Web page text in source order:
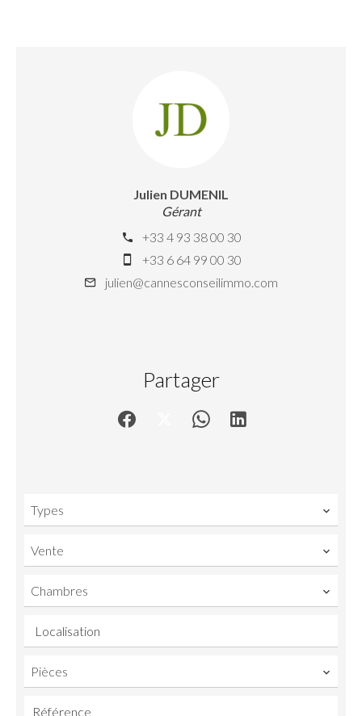
Julien DUMENIL
Gérant
+33 4 93 38 00 30
+33 6 64 99 00 30
julien@cannesconseilimmo.com
Partager
Types
Vente
Chambres
Localisation
Pièces